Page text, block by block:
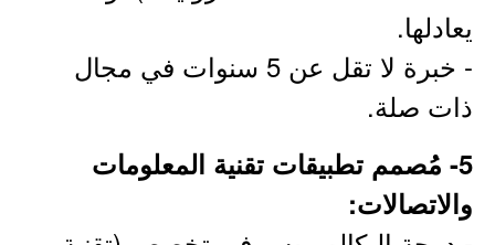
يعادلها.
- خبرة لا تقل عن 5 سنوات في مجال
ذات صلة.
5- مُصمم تطبيقات تقنية المعلومات
والاتصالات: